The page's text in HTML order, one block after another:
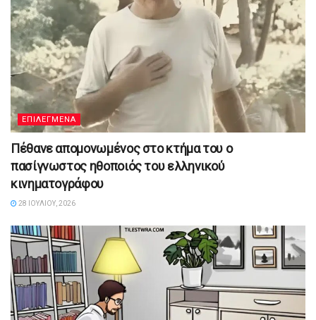
ΕΠΙΛΕΓΜΕΝΑ
Πέθανε απομονωμένος στο κτήμα του ο
πασίγνωστος ηθοποιός του ελληνικού
κινηματογράφου
28 ΙΟΥΛΊΟΥ, 2026